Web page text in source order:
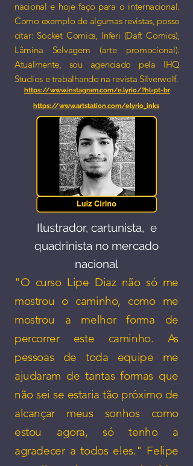
nacional e hoje faço para o internacional.
Como exemplo de algumas revistas, posso
citar: Socket Comics, Inferi (Daft Comics),
Lâmina Selvagem (arte promocional).
Atualmente, sou agenciado pela IHQ
Studios e trabalhando na revista Silverwolf.
https://www.instagram.com/e.lyrio/?hl=pt-br
https://www.artstation.com/elyrio_inks
Ilustrador, cartunista, e
quadrinista no mercado
nacional​
"O curso Lipe Diaz não só me
mostrou o caminho, como me
mostrou a melhor forma de
percorrer este caminho. As
pessoas de toda equipe me
ajudaram de tantas formas que
não sei se estaria tão próximo de
alcançar meus sonhos como
estou agora, só tenho a
agradecer a todos eles." Felipe